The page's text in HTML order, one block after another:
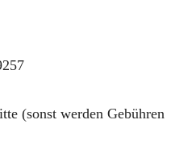
(sonst werden Gebühren